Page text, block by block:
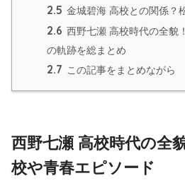
2.5 金城碧海 高校との関係？
2.6 西野七瀬 高校時代の全貌
の軌跡を総まとめ
2.7 この記事をまとめながら
西野七瀬 高校時代の全
校や青春エピソード